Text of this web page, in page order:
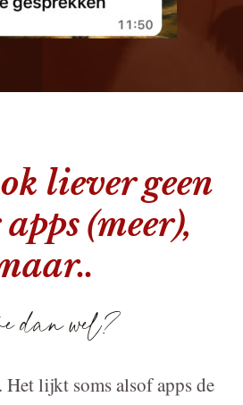
liever geen
(meer),
dan wel?
Het lijkt soms alsof apps de